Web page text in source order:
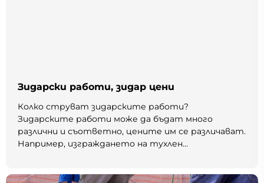
Зидарски работи, зидар цени
Колко струват зидарските работи?
Зидарските работи може да бъдат много
различни и съответно, цените им се различават.
Например, изграждането на тухлен...